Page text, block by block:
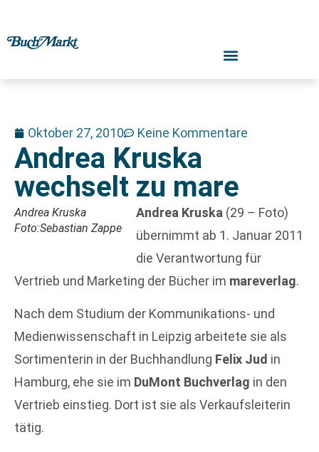
Oktober 27, 2010 Keine Kommentare
Andrea Kruska
wechselt zu mare
Andrea Kruska
Foto:Sebastian Zappe
Andrea Kruska (29 – Foto)
übernimmt ab 1. Januar 2011
die Verantwortung für
Vertrieb und Marketing der Bücher im mareverlag.
Nach dem Studium der Kommunikations- und
Medienwissenschaft in Leipzig arbeitete sie als
Sortimenterin in der Buchhandlung Felix Jud in
Hamburg, ehe sie im DuMont Buchverlag in den
Vertrieb einstieg. Dort ist sie als Verkaufsleiterin
tätig.